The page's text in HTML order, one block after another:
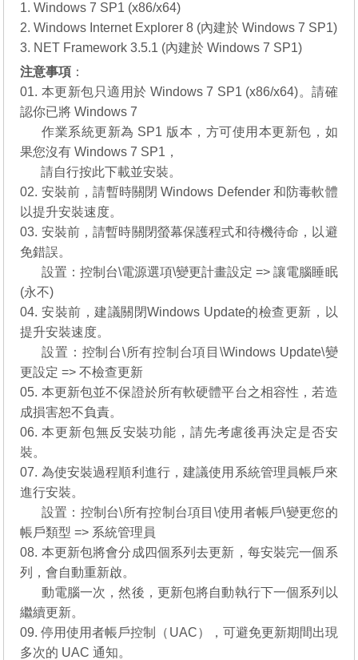
1. Windows 7 SP1 (x86/x64)
2. Windows Internet Explorer 8 (內建於 Windows 7 SP1)
3. NET Framework 3.5.1 (內建於 Windows 7 SP1)
注意事項 ：
01. 本更新包只適用於 Windows 7 SP1 (x86/x64)。請確
認你已將 Windows 7
作業系統更新為 SP1 版本，方可使用本更新包，如
果您沒有Windows 7 SP1 ，
請自行按此下載並安裝。
02. 安裝前，請暫時關閉 Windows Defender 和防毒軟體
以提升安裝速度。
03. 安裝前，請暫時關閉螢幕保護程式和待機待命，以避
免錯誤。
設置：控制台\電源選項\變更計畫設定 => 讓電腦睡眠
(永不)
04. 安裝前，建議關閉Windows Update的檢查更新，以
提升安裝速度。
設置：控制台\所有控制台項目\Windows Update\變
更設定 => 不檢查更新
05. 本更新包並不保證於所有軟硬體平台之相容性，若造
成損害恕不負責。
06. 本更新包無反安裝功能，請先考慮後再決定是否安
裝。
07. 為使安裝過程順利進行，建議使用系統管理員帳戶來
進行安裝。
設置：控制台\所有控制台項目\使用者帳戶\變更您的
帳戶類型 => 系統管理員
08. 本更新包將會分成四個系列去更新，每安裝完一個系
列，會自動重新啟。
動電腦一次，然後，更新包將自動執行下一個系列以
繼續更新。
09. 停用使用者帳戶控制（UAC），可避免更新期間出現
多次的 UAC 通知。